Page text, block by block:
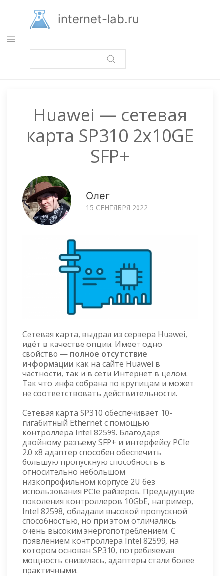
основному
содержанию
internet-lab.ru
Huawei — сетевая
карта SP310 2x10GE
SFP+
Олег
15 СЕНТЯБРЯ 2022
Сетевая карта, выдрал из сервера Huawei,
идёт в качестве опции. Имеет одно
свойство — полное отсутствие
информации как на сайте Huawei в
частности, так и в сети Интернет в целом.
Так что инфа собрана по крупицам и может
не соответствовать действительности.
Сетевая карта SP310 обеспечивает 10-
гигабитный Ethernet с помощью
контроллера Intel 82599. Благодаря
двойному разъему SFP+ и интерфейсу PCIe
2.0 x8 адаптер способен обеспечить
большую пропускную способность в
относительно небольшом
низкопрофильном корпусе 2U без
использования PCIe райзеров. Предыдущие
поколения контроллеров 10GbE, например,
Intel 82598, обладали высокой пропускной
способностью, но при этом отличались
очень высоким энергопотреблением. С
появлением контроллера Intel 82599, на
котором основан SP310, потребляемая
мощность снизилась, адаптеры стали более
практичными.